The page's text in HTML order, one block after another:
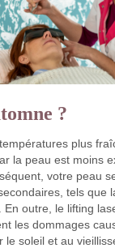
?
plus
la peau est moins
votre peau
tels que
En outre, le lifting
les dommages
soleil et au